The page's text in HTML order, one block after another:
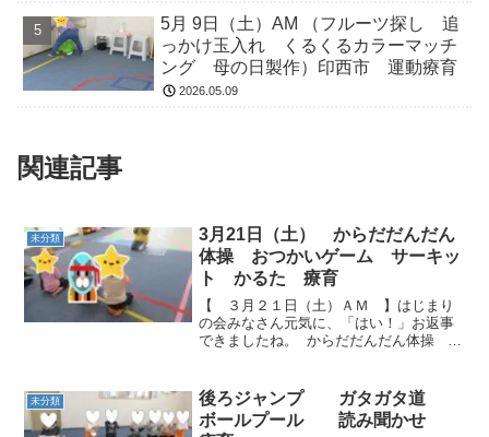
5月 9日（土）AM （フルーツ探し 追
っかけ玉入れ くるくるカラーマッチ
ング 母の日製作）印西市 運動療育
2026.05.09
関連記事
未分類
3月21日（土） からだだんだん
体操 おつかいゲーム サーキッ
ト かるた 療育
【 ３月２１日（土）ＡＭ 】はじまり
の会みなさん元気に、「はい！」お返事
できましたね。 からだだんだん体操
いですよ。できるかな？お買い物いって
らっしゃーい✋行...
未分類
後ろジャンプ ガタガタ道
ボールプール 読み聞かせ